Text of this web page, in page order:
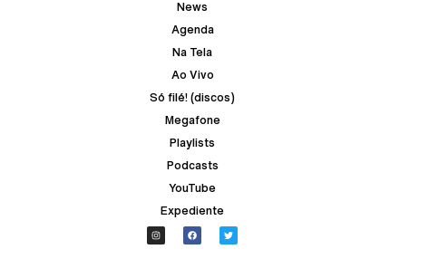
News
Agenda
Na Tela
Ao Vivo
Só filé! (discos)
Megafone
Playlists
Podcasts
YouTube
Expediente